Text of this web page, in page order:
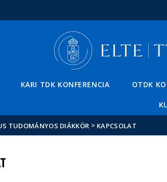
KARI TDK KONFERENCIA OTDK
TUDOMÁNYOS DIÁKKÖR > KAPCSOLAT